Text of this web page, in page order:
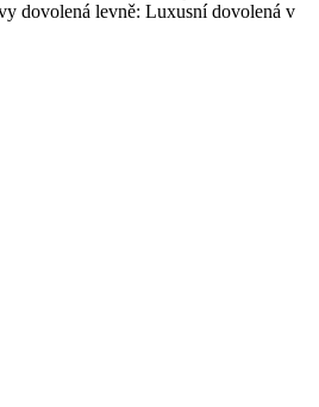
dovolená levně: Luxusní dovolená v